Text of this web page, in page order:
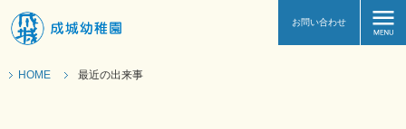
お問い合わせ
HOME 最近の出来事